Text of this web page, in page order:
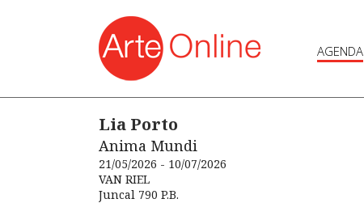
AGENDA
Lia Porto
Anima Mundi
21/05/2026 - 10/07/2026
VAN RIEL
Juncal 790 P.B.